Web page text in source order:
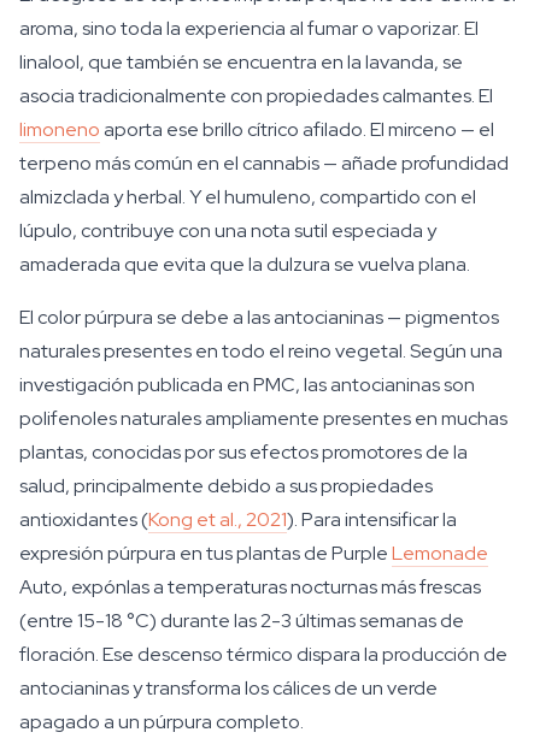
aroma, sino toda la experiencia al fumar o vaporizar. El
linalool, que también se encuentra en la lavanda, se
asocia tradicionalmente con propiedades calmantes. El
limonenoaporta ese brillo cítrico afilado. El mirceno — el
terpeno más común en el cannabis — añade profundidad
almizclada y herbal. Y el humuleno, compartido con el
lúpulo, contribuye con una nota sutil especiada y
amaderada que evita que la dulzura se vuelva plana.
El color púrpura se debe a las antocianinas — pigmentos
naturales presentes en todo el reino vegetal. Según una
investigación publicada en PMC, las antocianinas son
polifenoles naturales ampliamente presentes en muchas
plantas, conocidas por sus efectos promotores de la
salud, principalmente debido a sus propiedades
antioxidantes (Kong et al., 2021). Para intensificar la
expresión púrpura en tus plantas de PurpleLemonade
Auto, expónlas a temperaturas nocturnas más frescas
(entre 15-18 °C) durante las 2-3 últimas semanas de
floración. Ese descenso térmico dispara la producción de
antocianinas y transforma los cálices de un verde
apagado a un púrpura completo.